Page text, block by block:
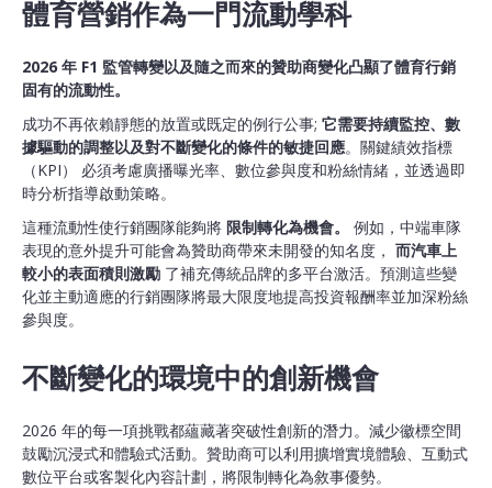
體育營銷作為一門流動學科
2026 年 F1 監管轉變以及隨之而來的贊助商變化凸顯了體育行銷
固有的流動性。
成功不再依賴靜態的放置或既定的例行公事; 它需要持續監控、數
據驅動的調整以及對不斷變化的條件的敏捷回應。關鍵績效指標
（KPI） 必須考慮廣播曝光率、數位參與度和粉絲情緒，並透過即
時分析指導啟動策略。
這種流動性使行銷團隊能夠將 限制轉化為機會。
例如，中端車隊
表現的意外提升可能會為贊助商帶來未開發的知名度， 而汽車上
較小的表面積則激勵 了補充傳統品牌的多平台激活。預測這些變
化並主動適應的行銷團隊將最大限度地提高投資報酬率並加深粉絲
參與度。
不斷變化的環境中的創新機會
2026 年的每一項挑戰都蘊藏著突破性創新的潛力。減少徽標空間
鼓勵沉浸式和體驗式活動。贊助商可以利用擴增實境體驗、互動式
數位平台或客製化內容計劃，將限制轉化為敘事優勢。